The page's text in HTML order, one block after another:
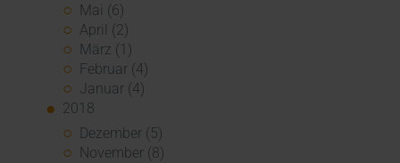
Mai (6)
April (2)
März (1)
Februar (4)
Januar (4)
2018
Dezember (5)
November (8)